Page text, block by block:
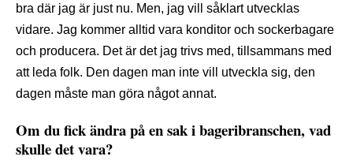
bra där jag är just nu. Men, jag vill såklart utvecklas
vidare. Jag kommer alltid vara konditor och sockerbagare
och producera. Det är det jag trivs med, tillsammans med
att leda folk. Den dagen man inte vill utveckla sig, den
dagen måste man göra något annat.
Om du fick ändra på en sak i bageribranschen, vad
skulle det vara?